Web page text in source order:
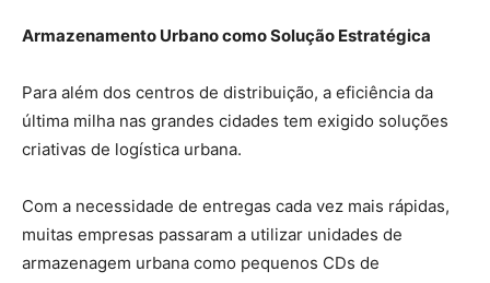
Armazenamento Urbano como Solução Estratégica
Para além dos centros de distribuição, a eficiência da
última milha nas grandes cidades tem exigido soluções
criativas de logística urbana.
Com a necessidade de entregas cada vez mais rápidas,
muitas empresas passaram a utilizar unidades de
armazenagem urbana como pequenos CDs de